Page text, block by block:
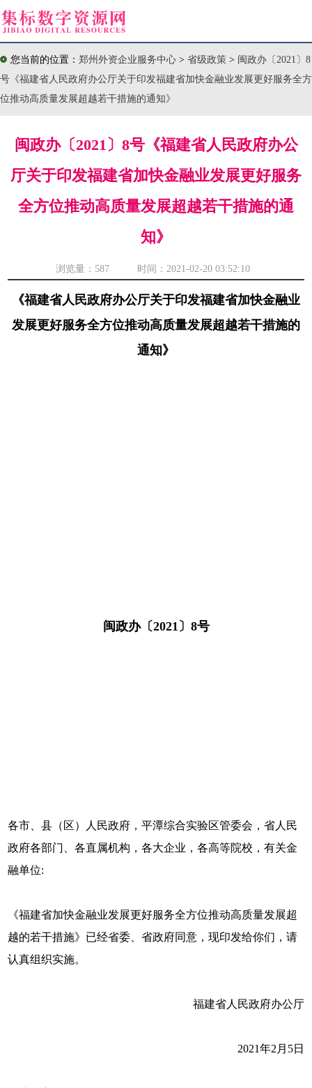
您当前的位置： 郑州外资企业服务中心 > 省级政策 > 闽政办〔2021〕8
号《福建省人民政府办公厅关于印发福建省加快金融业发展更好服务全方
位推动高质量发展超越若干措施的通知》
闽政办〔2021〕8号《福建省人民政府办公
厅关于印发福建省加快金融业发展更好服务
全方位推动高质量发展超越若干措施的通
知》
浏览量： 587 时间：2021-02-20 03:52:10
《福建省人民政府办公厅关于印发福建省加快金融业
发展更好服务全方位推动高质量发展超越若干措施的
通知》
闽政办〔2021〕8号
各市、县（区）人民政府，平潭综合实验区管委会，省人民
政府各部门、各直属机构，各大企业，各高等院校，有关金
融单位:
《福建省加快金融业发展更好服务全方位推动高质量发展超
越的若干措施》已经省委、省政府同意，现印发给你们，请
认真组织实施。
福建省人民政府办公厅
2021年2月5日